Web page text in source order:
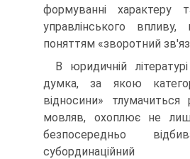
формуванні характеру
управлінського
поняттям «зворотний
В юридичній
думка, за якою
відносини»
мовляв, охоплює не
безпосередньо